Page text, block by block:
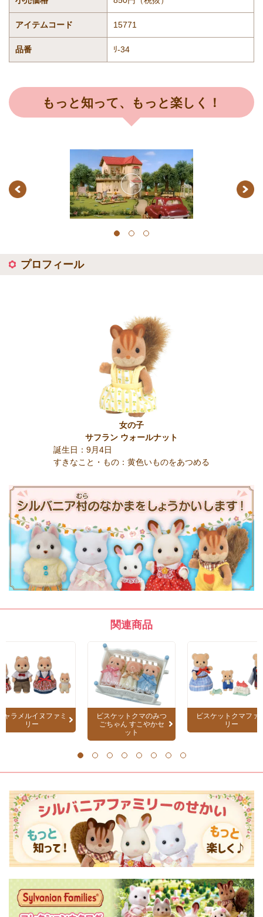
アイテムコード 15771
品番 ﾘ-34
もっと知って、もっと楽しく！
Previous Next
プロフィール
女の子
サフラン ウォールナット
誕生日：9月4日
すきなこと・もの：黄色いものをあつめる
関連商品
ャラメルイヌファミ
リー
ビスケットクマのみつ
ごちゃん すこやかセ
ット
ビスケットクマファ
リー